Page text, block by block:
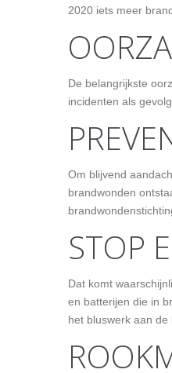
2020 iets meer
De belangrijkste
incidenten als
Om blijvend
brandwonden
STOP
Dat komt
en batterijen die in
het bluswerk aan